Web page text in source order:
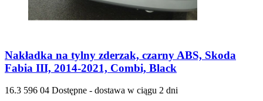
Nakładka na tylny zderzak, czarny ABS, Skoda
Fabia III, 2014-2021, Combi, Black
16.3 596 04 Dostępne - dostawa w ciągu 2 dni